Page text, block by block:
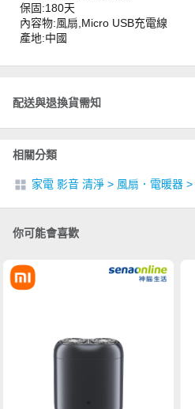
保固:180天
內容物:風扇,Micro USB充電線
產地:中國
配送與退換貨需知
相關分類
家電 影音 清淨 > 風扇．電暖器 >
你可能會喜歡